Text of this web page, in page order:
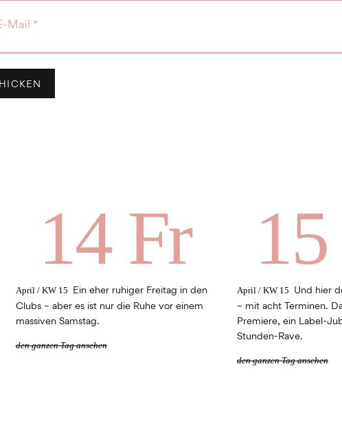
April / KW 15 Und hier
– mit acht Terminen.
Premiere, ein Label-
Stunden-Rave.
den ganzen Tag ansehen
14 Fr
April / KW 15 Ein eher ruhiger Freitag in den
Clubs – aber es ist nur die Ruhe vor einem
massiven Samstag.
den ganzen Tag ansehen